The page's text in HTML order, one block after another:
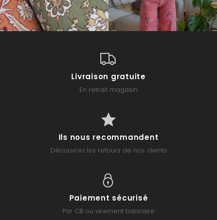
Livraison gratuite
En retrait magasin
Ils nous recommandent
Découvrez les retours de nos clients
Paiement sécurisé
Par CB ou virement bancaire